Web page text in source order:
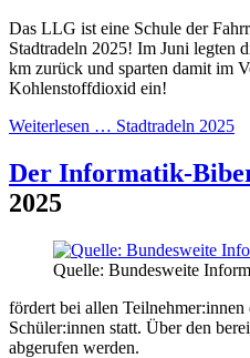
Das LLG ist eine Schule der
Stadtradeln 2025! Im Juni legten
km zurück und sparten damit im
Kohlenstoffdioxid ein!
Weiterlesen … Stadtradeln 2025
Der Informatik-Biber
2025
Quelle: Bundesweite
fördert bei allen
Schüler:innen statt. Über den
abgerufen werden.